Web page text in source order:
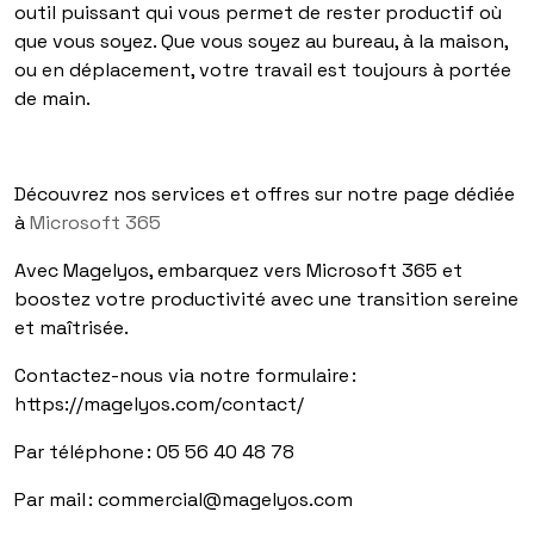
outil puissant qui vous permet de rester productif où
que vous soyez. Que vous soyez au bureau, à la maison,
ou en déplacement, votre travail est toujours à portée
de main.
Découvrez nos services et offres sur notre page dédiée
àMicrosoft 365
Avec Magelyos, embarquez vers Microsoft 365 et
boostez votre productivité avec une transition sereine
et maîtrisée.
Contactez-nous via notre formulaire :
https://magelyos.com/contact/
Par téléphone : 05 56 40 48 78
Par mail : commercial@magelyos.com